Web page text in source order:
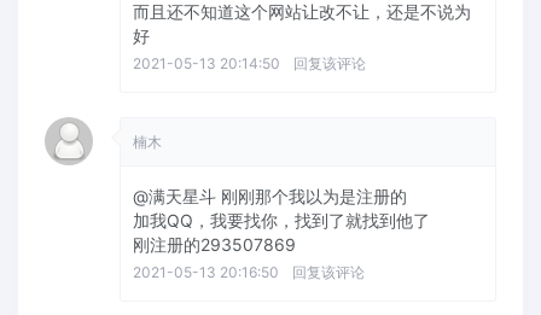
而且还不知道这个网站让改不让，还是不说为
好
2021-05-13 20:14:50 回复该评论
楠木
@满天星斗 刚刚那个我以为是注册的
加我QQ，我要找你，找到了就找到他了
刚注册的293507869
2021-05-13 20:16:50 回复该评论